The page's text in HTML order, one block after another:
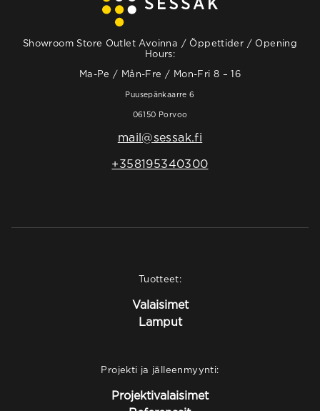
Showroom Store Outlet Avoinna / Öppettider / Opening
Hours:
Ma-Pe / Mån-Fre / Mon-Fri 8 – 16
Puusepänkaarre 6
06150 Porvoo
mail@sessak.fi
+358195340300
Tuotteet:
Valaisimet
Lamput
Projekti ja jälleenmyynti:
Projektivalaisimet